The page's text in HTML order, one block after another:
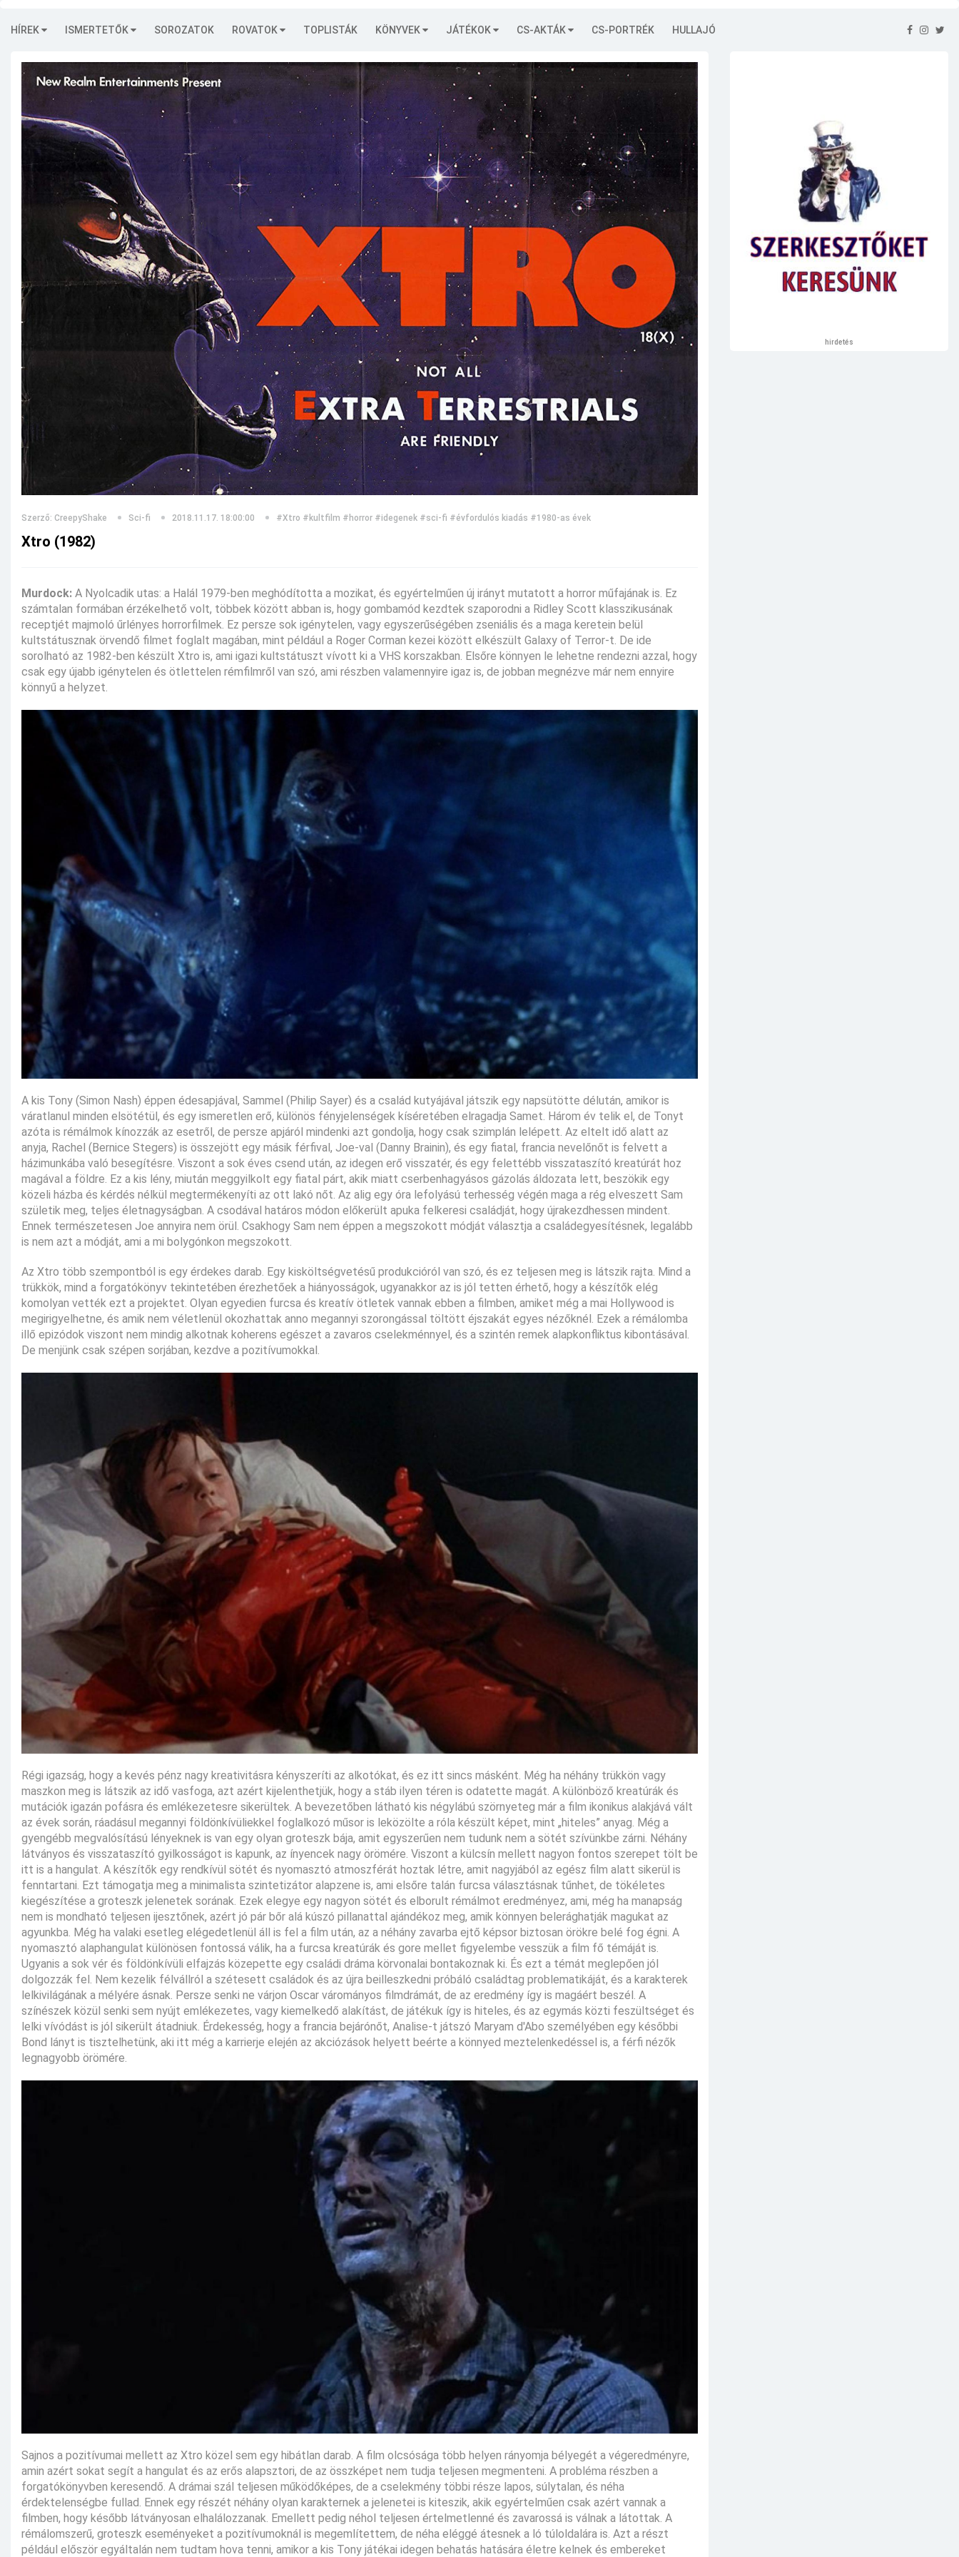
HÍREK ISMERTETŐK SOROZATOK ROVATOK TOPLISTÁK KÖNYVEK JÁTÉKOK CS-AKTÁK CS-PORTRÉK HULLAJÓ
Szerző: CreepyShake Sci-fi 2018.11.17. 18:00:00 #Xtro #kultfilm #horror #idegenek #sci-fi #évfordulós kiadás #1980-as évek
Xtro (1982)
Murdock: A Nyolcadik utas: a Halál 1979-ben meghódította a mozikat, és egyértelműen új irányt mutatott a horror műfajának is. Ez
számtalan formában érzékelhető volt, többek között abban is, hogy gombamód kezdtek szaporodni a Ridley Scott klasszikusának
receptjét majmoló űrlényes horrorfilmek. Ez persze sok igénytelen, vagy egyszerűségében zseniális és a maga keretein belül
kultstátusznak örvendő filmet foglalt magában, mint például a Roger Corman kezei között elkészült Galaxy of Terror-t. De ide
sorolható az 1982-ben készült Xtro is, ami igazi kultstátuszt vívott ki a VHS korszakban. Elsőre könnyen le lehetne rendezni azzal, hogy
csak egy újabb igénytelen és ötlettelen rémfilmről van szó, ami részben valamennyire igaz is, de jobban megnézve már nem ennyire
könnyű a helyzet.
A kis Tony (Simon Nash) éppen édesapjával, Sammel (Philip Sayer) és a család kutyájával játszik egy napsütötte délután, amikor is
váratlanul minden elsötétül, és egy ismeretlen erő, különös fényjelenségek kíséretében elragadja Samet. Három év telik el, de Tonyt
azóta is rémálmok kínozzák az esetről, de persze apjáról mindenki azt gondolja, hogy csak szimplán lelépett. Az eltelt idő alatt az
anyja, Rachel (Bernice Stegers) is összejött egy másik férfival, Joe-val (Danny Brainin), és egy fiatal, francia nevelőnőt is felvett a
házimunkába való besegítésre. Viszont a sok éves csend után, az idegen erő visszatér, és egy felettébb visszataszító kreatúrát hoz
magával a földre. Ez a kis lény, miután meggyilkolt egy fiatal párt, akik miatt cserbenhagyásos gázolás áldozata lett, beszökik egy
közeli házba és kérdés nélkül megtermékenyíti az ott lakó nőt. Az alig egy óra lefolyású terhesség végén maga a rég elveszett Sam
születik meg, teljes életnagyságban. A csodával határos módon előkerült apuka felkeresi családját, hogy újrakezdhessen mindent.
Ennek természetesen Joe annyira nem örül. Csakhogy Sam nem éppen a megszokott módját választja a családegyesítésnek, legalább
is nem azt a módját, ami a mi bolygónkon megszokott.
Az Xtro több szempontból is egy érdekes darab. Egy kisköltségvetésű produkcióról van szó, és ez teljesen meg is látszik rajta. Mind a
trükkök, mind a forgatókönyv tekintetében érezhetőek a hiányosságok, ugyanakkor az is jól tetten érhető, hogy a készítők elég
komolyan vették ezt a projektet. Olyan egyedien furcsa és kreatív ötletek vannak ebben a filmben, amiket még a mai Hollywood is
megirigyelhetne, és amik nem véletlenül okozhattak anno megannyi szorongással töltött éjszakát egyes nézőknél. Ezek a rémálomba
illő epizódok viszont nem mindig alkotnak koherens egészet a zavaros cselekménnyel, és a szintén remek alapkonfliktus kibontásával.
De menjünk csak szépen sorjában, kezdve a pozitívumokkal.
Régi igazság, hogy a kevés pénz nagy kreativitásra kényszeríti az alkotókat, és ez itt sincs másként. Még ha néhány trükkön vagy
maszkon meg is látszik az idő vasfoga, azt azért kijelenthetjük, hogy a stáb ilyen téren is odatette magát. A különböző kreatúrák és
mutációk igazán pofásra és emlékezetesre sikerültek. A bevezetőben látható kis négylábú szörnyeteg már a film ikonikus alakjává vált
az évek során, ráadásul megannyi földönkívüliekkel foglalkozó műsor is leközölte a róla készült képet, mint „hiteles” anyag. Még a
gyengébb megvalósítású lényeknek is van egy olyan groteszk bája, amit egyszerűen nem tudunk nem a sötét szívünkbe zárni. Néhány
látványos és visszataszító gyilkosságot is kapunk, az ínyencek nagy örömére. Viszont a külcsín mellett nagyon fontos szerepet tölt be
itt is a hangulat. A készítők egy rendkívül sötét és nyomasztó atmoszférát hoztak létre, amit nagyjából az egész film alatt sikerül is
fenntartani. Ezt támogatja meg a minimalista szintetizátor alapzene is, ami elsőre talán furcsa választásnak tűnhet, de tökéletes
kiegészítése a groteszk jelenetek sorának. Ezek elegye egy nagyon sötét és elborult rémálmot eredményez, ami, még ha manapság
nem is mondható teljesen ijesztőnek, azért jó pár bőr alá kúszó pillanattal ajándékoz meg, amik könnyen belerághatják magukat az
agyunkba. Még ha valaki esetleg elégedetlenül áll is fel a film után, az a néhány zavarba ejtő képsor biztosan örökre belé fog égni. A
nyomasztó alaphangulat különösen fontossá válik, ha a furcsa kreatúrák és gore mellet figyelembe vesszük a film fő témáját is.
Ugyanis a sok vér és földönkívüli elfajzás közepette egy családi dráma körvonalai bontakoznak ki. És ezt a témát meglepően jól
dolgozzák fel. Nem kezelik félvállról a szétesett családok és az újra beilleszkedni próbáló családtag problematikáját, és a karakterek
lelkivilágának a mélyére ásnak. Persze senki ne várjon Oscar várományos filmdrámát, de az eredmény így is magáért beszél. A
színészek közül senki sem nyújt emlékezetes, vagy kiemelkedő alakítást, de játékuk így is hiteles, és az egymás közti feszültséget és
lelki vívódást is jól sikerült átadniuk. Érdekesség, hogy a francia bejárónőt, Analise-t játszó Maryam d'Abo személyében egy későbbi
Bond lányt is tisztelhetünk, aki itt még a karrierje elején az akciózások helyett beérte a könnyed meztelenkedéssel is, a férfi nézők
legnagyobb örömére.
Sajnos a pozitívumai mellett az Xtro közel sem egy hibátlan darab. A film olcsósága több helyen rányomja bélyegét a végeredményre,
amin azért sokat segít a hangulat és az erős alapsztori, de az összképet nem tudja teljesen megmenteni. A probléma részben a
forgatókönyvben keresendő. A drámai szál teljesen működőképes, de a cselekmény többi része lapos, súlytalan, és néha
érdektelenségbe fullad. Ennek egy részét néhány olyan karakternek a jelenetei is kiteszik, akik egyértelműen csak azért vannak a
filmben, hogy később látványosan elhalálozzanak. Emellett pedig néhol teljesen értelmetlenné és zavarossá is válnak a látottak. A
rémálomszerű, groteszk eseményeket a pozitívumoknál is megemlítettem, de néha eléggé átesnek a ló túloldalára is. Azt a részt
például először egyáltalán nem tudtam hova tenni, amikor a kis Tony játékai idegen behatás hatására életre kelnek és embereket
hirdetés